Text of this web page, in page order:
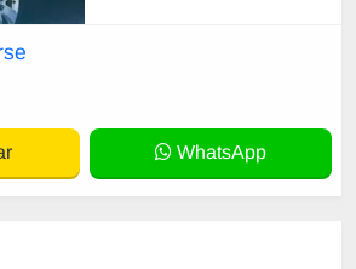
WhatsApp